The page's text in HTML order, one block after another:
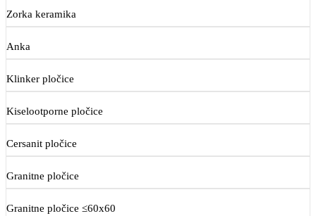
Zorka keramika
Anka
Klinker pločice
Kiselootporne pločice
Cersanit pločice
Granitne pločice
Granitne pločice ≤60x60